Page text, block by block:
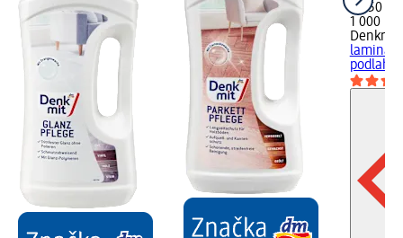
39,50 Kč
1 000 ml
Denkmit
podlahy,